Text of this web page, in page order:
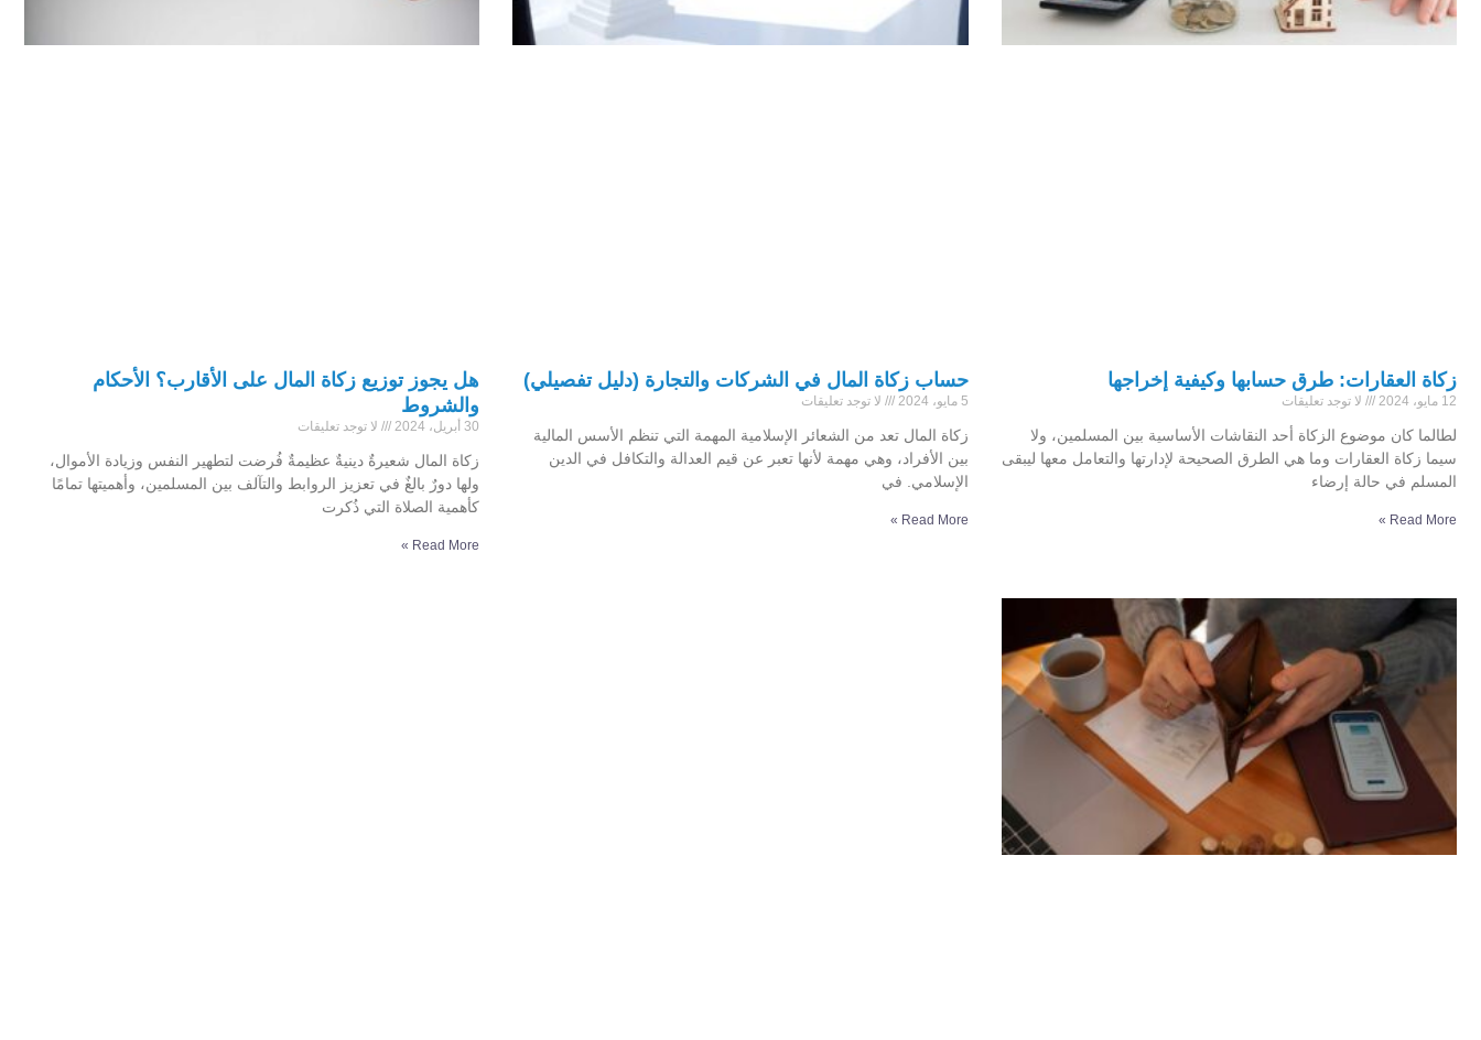
زكاة العقارات: طرق حسابها وكيفية إخراجها
12 مايو، 2024 لا توجد تعليقات
لطالما كان موضوع الزكاة أحد النقاشات الأساسية بين المسلمين، ولا
سيما زكاة العقارات وما هي الطرق الصحيحة لإدارتها والتعامل معها ليبقى
المسلم في حالة إرضاء
Read More »
حساب زكاة المال في الشركات والتجارة (دليل تفصيلي)
5 مايو، 2024 لا توجد تعليقات
زكاة المال تعد من الشعائر الإسلامية المهمة التي تنظم الأسس المالية
بين الأفراد، وهي مهمة لأنها تعبر عن قيم العدالة والتكافل في الدين
الإسلامي. في
Read More »
هل يجوز توزيع زكاة المال على الأقارب؟ الأحكام
والشروط
30 أبريل، 2024 لا توجد تعليقات
زكاة المال شعيرةٌ دينيةٌ عظيمةٌ فُرضت لتطهير النفس وزيادة الأموال،
ولها دورٌ بالغٌ في تعزيز الروابط والتآلف بين المسلمين، وأهميتها تمامًا
كأهمية الصلاة التي ذُكرت
Read More »